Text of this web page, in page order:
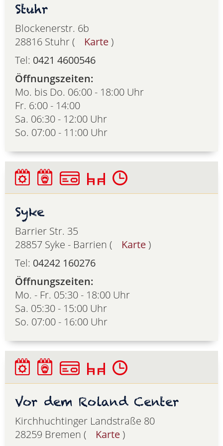
Stuhr
Blockenerstr. 6b
28816 Stuhr (
Karte )
Tel: 0421 4600546
Öffnungszeiten:
Mo. bis Do. 06:00 - 18:00 Uhr
Fr. 6:00 - 14:00
Sa. 06:30 - 12:00 Uhr
So. 07:00 - 11:00 Uhr
Syke
Barrier Str. 35
28857 Syke - Barrien (
Karte )
Tel: 04242 160276
Öffnungszeiten:
Mo. - Fr. 05:30 - 18:00 Uhr
Sa. 05:30 - 15:00 Uhr
So. 07:00 - 16:00 Uhr
Vor dem Roland Center
Kirchhuchtinger Landstraße 80
28259 Bremen (
Karte )